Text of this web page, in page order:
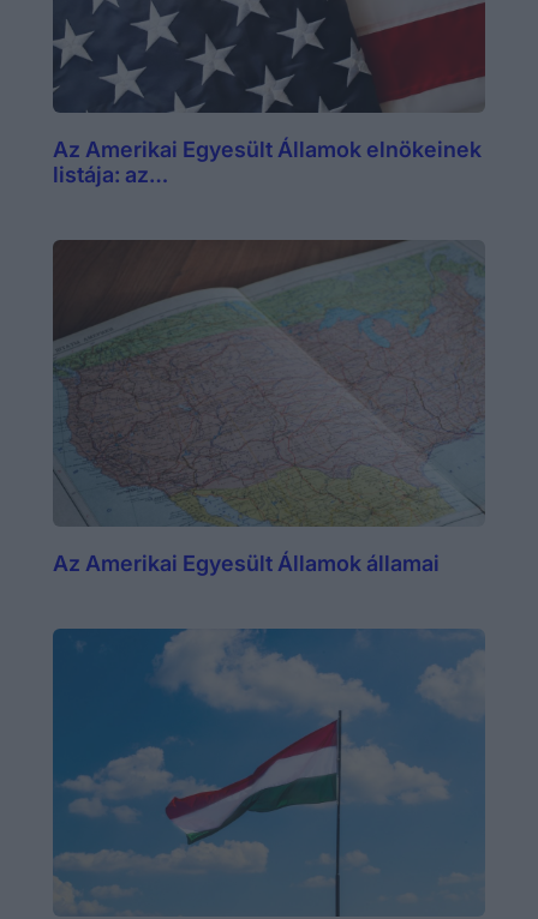
Az Amerikai Egyesült Államok elnökeinek
listája: az…
Az Amerikai Egyesült Államok államai